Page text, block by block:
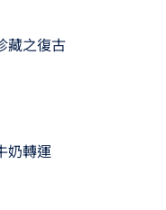
藏之復古
奶轉運